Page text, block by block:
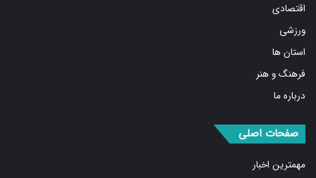
اقتصادی
ورزشی
استان ها
فرهنگ و هنر
درباره ما
صفحات اصلی
مهمترین اخبار